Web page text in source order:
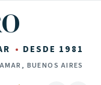
DESDE 1981
BUENOS AIRES